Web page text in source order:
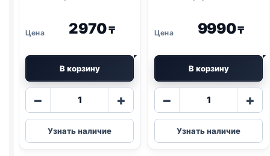
2970₸
В корзину
−
Количество
Pro
Plan
сух.
+
Узнать наличие
9990₸
В корзину
−
Количество
Pro
Plan
сух.
+
Узнать наличие